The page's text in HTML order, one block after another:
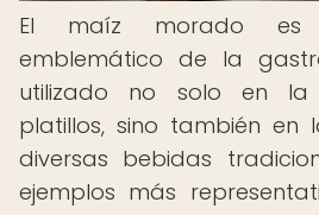
El maíz morado es
emblemático de la
utilizado no solo en la
platillos, sino también en
diversas bebidas
ejemplos más